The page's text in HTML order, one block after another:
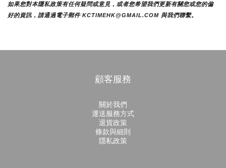
如果您對本隱私政策有任何疑問或意見，或者您希望我們更新有關您或您的偏
好的資訊，請通過電子郵件 KCTIMEHK@GMAIL.COM 與我們聯繫。
顧客服務
關於我們
運送服務方式
退貨政策
條款與細則
隱私政策